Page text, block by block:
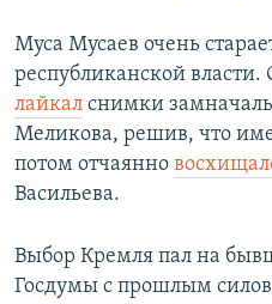
Муса Мусаев очень
республиканской
лайкал снимки
Меликова, решив, что
потом отчаянно
Васильева.
Выбор Кремля пал на
Госдумы с прошлым